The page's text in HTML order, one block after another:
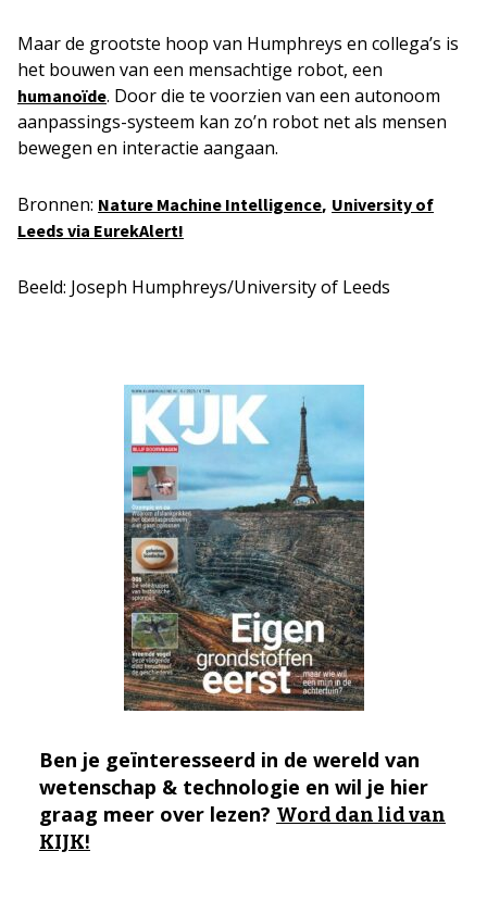
Maar de grootste hoop van Humphreys en collega’s is
het bouwen van een mensachtige robot, een
humanoïde. Door die te voorzien van een autonoom
aanpassings-systeem kan zo’n robot net als mensen
bewegen en interactie aangaan.
Bronnen: Nature Machine Intelligence, University of
Leeds via EurekAlert!
Beeld: Joseph Humphreys/University of Leeds
Ben je geïnteresseerd in de wereld van
wetenschap & technologie en wil je hier
graag meer over lezen? Word dan lid van
KIJK!